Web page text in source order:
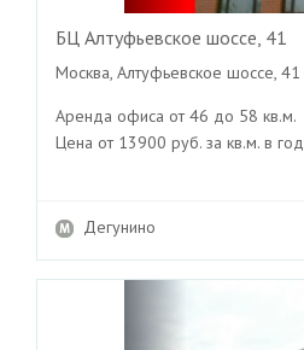
БЦ Алтуфьевское шоссе, 41
Москва, Алтуфьевское шоссе, 41
Аренда офиса от 46 до 58 кв.м.
Цена от 13900 руб. за кв.м. в год
Дегунино